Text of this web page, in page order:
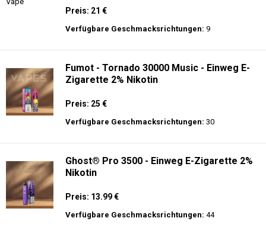
Preis: 21 €
Verfügbare Geschmacksrichtungen: 9
Fumot - Tornado 30000 Music - Einweg E-
Zigarette 2% Nikotin
Preis: 25 €
Verfügbare Geschmacksrichtungen: 30
Ghost® Pro 3500 - Einweg E-Zigarette 2%
Nikotin
Preis: 13.99 €
Verfügbare Geschmacksrichtungen: 44